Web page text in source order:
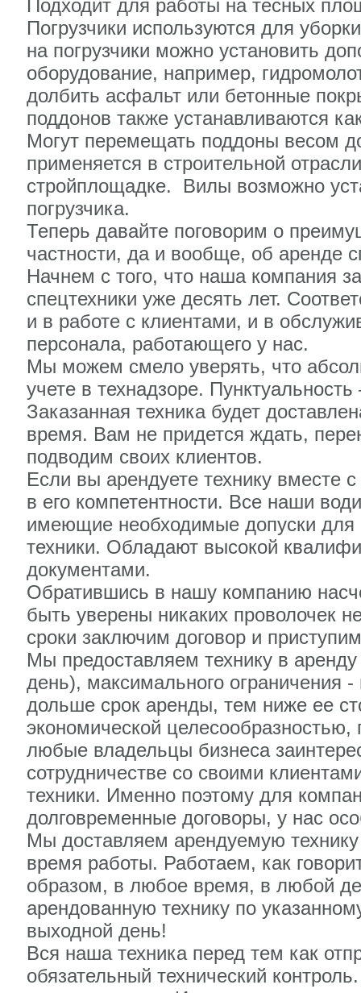
Подходит для работы на тесных
Погрузчики используются для
на погрузчики можно установить
оборудование, например,
долбить асфальт или бетонные
поддонов также устанавливаются
Могут перемещать поддоны весом
применяется в строительной
стройплощадке. Вилы возможно
погрузчика.
Теперь давайте поговорим о
частности, да и вообще, об аренде
Начнем с того, что наша компания
спецтехники уже десять лет.
и в работе с клиентами, и в
персонала, работающего у нас.
Мы можем смело уверять, что
учете в технадзоре.
Заказанная техника будет
время. Вам не придется ждать,
подводим своих клиентов.
Если вы арендуете технику вместе
в его компетентности. Все наши
имеющие необходимые допуски для
техники. Обладают высокой
документами.
Обратившись в нашу компанию
быть уверены никаких проволочек
сроки заключим договор и
Мы предоставляем технику в
день), максимального ограничения
дольше срок аренды, тем ниже ее
экономической целесообразностью,
любые владельцы бизнеса
сотрудничестве со своими
техники. Именно поэтому для
долговременные договоры, у нас
Мы доставляем арендуемую
время работы. Работаем, как
образом, в любое время, в любой
арендованную технику по
выходной день!
Вся наша техника перед тем как
обязательный технический